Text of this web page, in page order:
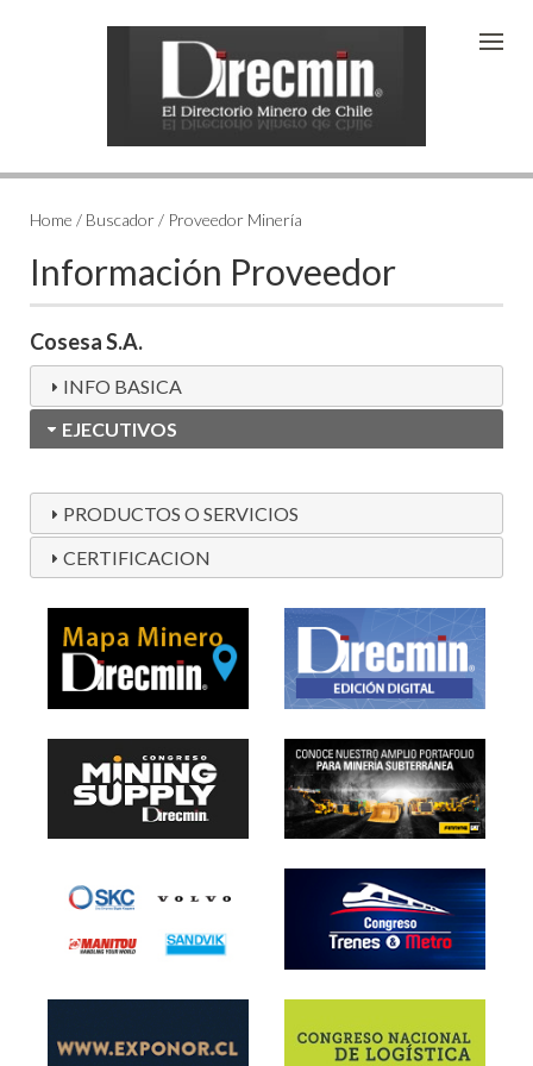
Home / Buscador / Proveedor Minería
Información Proveedor
Cosesa S.A.
INFO BASICA
EJECUTIVOS
PRODUCTOS O SERVICIOS
CERTIFICACION